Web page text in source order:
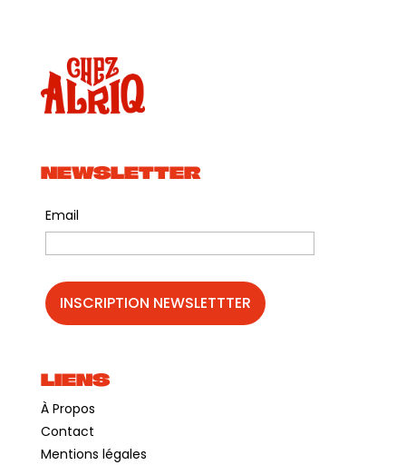
NEWSLETTER
Email
LIENS
À Propos
Contact
Mentions légales